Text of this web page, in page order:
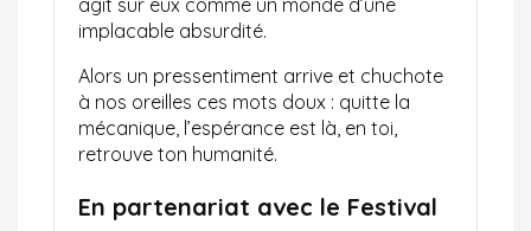
implacable absurdité.
Alors un pressentiment arrive et chuchote
à nos oreilles ces mots doux : quitte la
mécanique, l’espérance est là, en toi,
retrouve ton humanité.
En partenariat avec le Festival